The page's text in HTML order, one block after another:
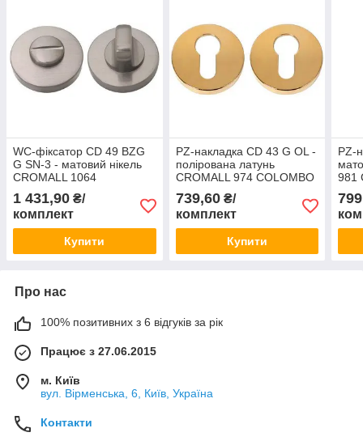
WC-фіксатор CD 49 BZG
G SN-3 - матовий нікель
CROMALL 1064
COLOMBO Італія
1 431,90 ₴/
комплект
Купити
PZ-накладка CD 43 G OL -
полірована латунь
CROMALL 974 COLOMBO
Італія
739,60₴/
комплект
Купити
PZ-
981
Про нас
100% позитивних з 6 відгуків за рік
Працює з 27.06.2015
м. Київ
вул. Вірменська, 6, Київ, Україна
Контакти